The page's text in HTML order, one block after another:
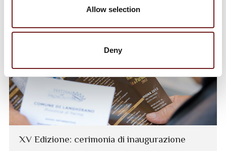
Allow selection
Deny
XV Edizione: cerimonia di inaugurazione